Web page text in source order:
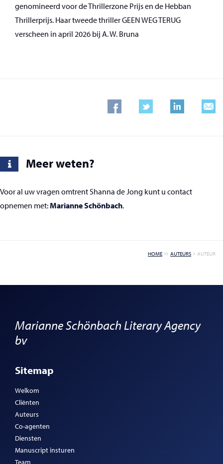
genomineerd voor de Thrillerzone Prijs en de Hebban
Thrillerprijs. Haar tweede thriller GEEN WEG TERUG
verscheen in april 2026 bij A. W. Bruna
Meer weten?
Voor al uw vragen omtrent Shanna de Jong kunt u contact
opnemen met:Marianne Schönbach.
HOME AUTEURS AUTEUR
Marianne Schönbach Literary Agency
bv
Sitemap
Welkom
Cliënten
Auteurs
Co-agenten
Diensten
Manuscript insturen
Team